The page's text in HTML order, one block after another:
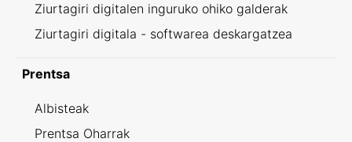
Ziurtagiri digitalen inguruko ohiko galderak
Ziurtagiri digitala - softwarea deskargatzea
Prentsa
Albisteak
Prentsa Oharrak